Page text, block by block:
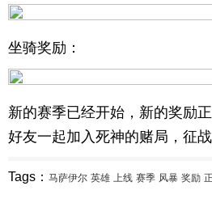
坐骑奖励：
新的赛季已经开始，新的奖励
好友一起加入死神的赌局，征
Tags： 马萨伊尔 英雄 上线 赛季 风暴 奖励